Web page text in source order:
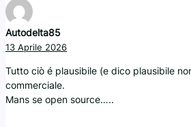
Autodelta85
13 Aprile 2026
Tutto ciò é plausibile (e dico plausibile
commerciale.
Mans se open source…..